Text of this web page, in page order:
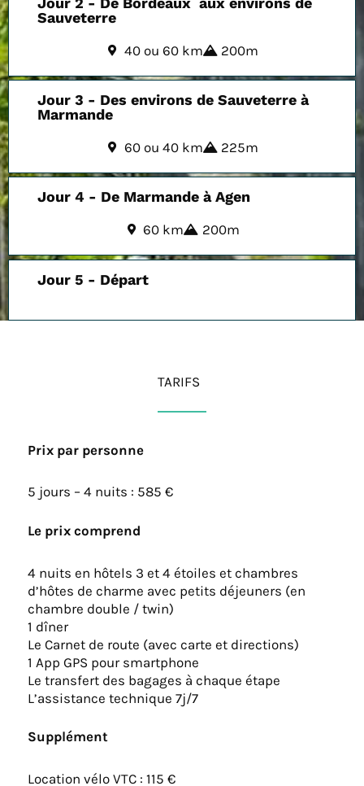
Sauveterre
40 ou 60 km 200m
Jour 3 - Des environs de Sauveterre à
Marmande
60 ou 40 km 225m
Jour 4 - De Marmande à Agen
60 km 200m
Jour 5 - Départ
TARIFS
Prix par personne
5 jours – 4 nuits : 585 €
Le prix comprend
4 nuits en hôtels 3 et 4 étoiles et chambres
d’hôtes de charme avec petits déjeuners (en
chambre double / twin)
1 dîner
Le Carnet de route (avec carte et directions)
1 App GPS pour smartphone
Le transfert des bagages à chaque étape
L’assistance technique 7j/7
Supplément
Location vélo VTC : 115 €